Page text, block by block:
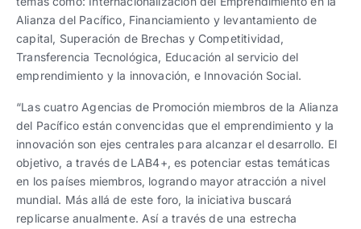
Alianza del Pacífico, Financiamiento y levantamiento de
capital, Superación de Brechas y Competitividad,
Transferencia Tecnológica, Educación al servicio del
emprendimiento y la innovación, e Innovación Social.
“Las cuatro Agencias de Promoción miembros de la Alianza
del Pacífico están convencidas que el emprendimiento y la
innovación son ejes centrales para alcanzar el desarrollo. El
objetivo, a través de LAB4+, es potenciar estas temáticas
en los países miembros, logrando mayor atracción a nivel
mundial. Más allá de este foro, la iniciativa buscará
replicarse anualmente. Así a través de una estrecha